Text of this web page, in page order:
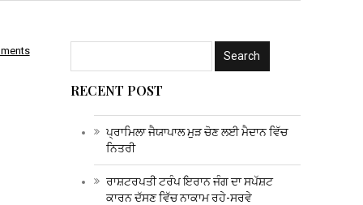
RECENT POST
ਪ੍ਰਾਮਿਲਾ ਜੈਯਾਪਾਲ ਮੁੜ ਚੋਣ ਲਈ ਮੈਦਾਨ ਵਿੱਚ
ਨਿਤਰੀ
ਰਾਸ਼ਟਰਪਤੀ ਟਰੰਪ ਇਰਾਨ ਜੰਗ ਦਾ ਸਪੱਸ਼ਟ
ਕਾਰਨ ਦੱਸਣ ਵਿੱਚ ਨਾਕਾਮ ਰਹੇ-ਸਰਵੇ